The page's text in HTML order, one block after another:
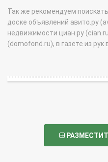
Так же рекомендуем
доске объявлений авито.ру
недвижимости циан.ру
(domofond.ru), в газете из рук